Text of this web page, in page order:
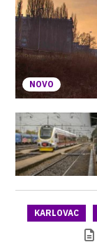
NOVO
KARLOVAC